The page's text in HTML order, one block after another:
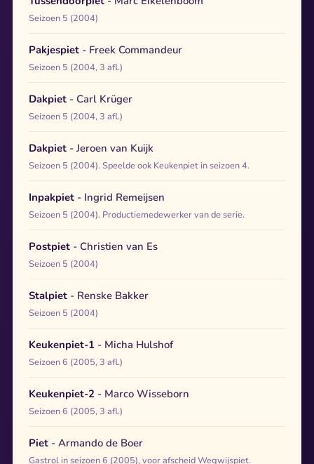
Seizoen 5 (2004)
Pakjespiet - Freek Commandeur
Seizoen 5 (2004, 3 afl.)
Dakpiet - Carl Krüger
Seizoen 5 (2004, 3 afl.)
Dakpiet - Jeroen van Kuijk
Seizoen 5 (2004). Speelde ook Keukenpiet in seizoen 4.
Inpakpiet - Ingrid Remeijsen
Seizoen 5 (2004). Productiemedewerker van de serie.
Postpiet - Christien van Es
Seizoen 5 (2004)
Stalpiet - Renske Bakker
Seizoen 5 (2004)
Keukenpiet-1 - Micha Hulshof
Seizoen 6 (2005, 3 afl.)
Keukenpiet-2 - Marco Wisseborn
Seizoen 6 (2005, 3 afl.)
Piet - Armando de Boer
Gastrol in seizoen 6 (2005), voor afscheid Wegwijspiet.